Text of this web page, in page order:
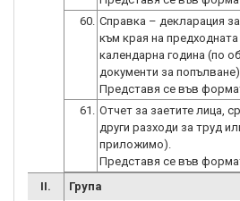
60. Справка – декларация
към края на
календарна година (по
документи за
61. Отчет за заетите лица,
други разходи за труд
приложимо).
II.
Група